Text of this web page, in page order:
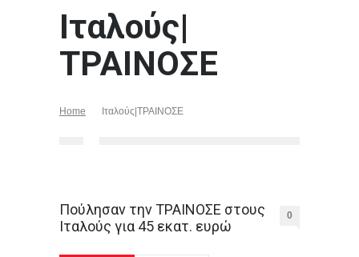
Ιταλούς|
ΤΡΑΙΝΟΣΕ
Home Ιταλούς|ΤΡΑΙΝΟΣΕ
Πούλησαν την ΤΡΑΙΝΟΣΕ στους
Ιταλούς για 45 εκατ. ευρώ
0